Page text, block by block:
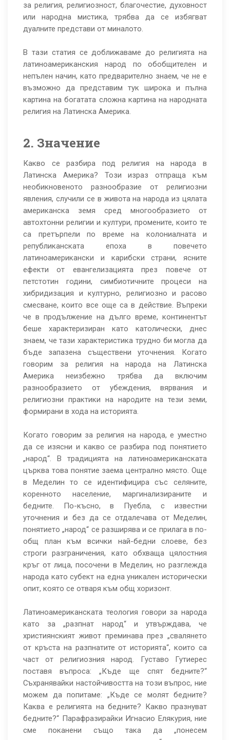
за религия, религиозност, благочестие, духовност
или народна мистика, трябва да се избягват
дуалните представи от миналото.
В тази статия се доближаваме до религията на
латиноамериканския народ по обобщителен и
непълен начин, като предварително знаем, че не е
възможно да представим тук широка и пълна
картина на богатата сложна картина на народната
религия на Латинска Америка.
2. Значение
Какво се разбира под религия на народа в
Латинска Америка? Този израз отпраща към
необикновеното разнообразие от религиозни
явления, случили се в живота на народа из цялата
американска земя сред многообразието от
автохтонни религии и култури, промените, които те
са претърпели по време на колониалната и
републиканската епоха в повечето
латиноамерикански и карибски страни, ясните
ефекти от евангелизацията през повече от
петстотин години, симбиотичните процеси на
хибридизация и културно, религиозно и расово
смесване, които все още са в действие. Въпреки
че в продължение на дълго време, континентът
беше характеризиран като католически, днес
знаем, че тази характеристика трудно би могла да
бъде запазена съществени уточнения. Когато
говорим за религия на народа на Латинска
Америка неизбежно трябва да включим
разнообразието от убеждения, вярвания и
религиозни практики на народите на тези земи,
формирани в хода на историята.
Когато говорим за религия на народа, е уместно
да се изясни и какво се разбира под понятието
„народ“. В традицията на латиноамериканската
църква това понятие заема централно място. Още
в Меделин то се идентифицира със селяните,
коренното население, маргинализираните и
бедните. По-късно, в Пуебла, с известни
уточнения и без да се отдалечава от Меделин,
понятието „народ“ се разширява и се прилага в по-
общ план към всички най-бедни слоеве, без
строги разграничения, като обхваща цялостния
кръг от лица, посочени в Меделин, но разглежда
народа като субект на една уникален исторически
опит, която се отваря към общ хоризонт.
Латиноамериканската теология говори за народа
като за „разпнат народ“ и утвърждава, че
християнският живот преминава през „свалянето
от кръста на разпнатите от историята“, които са
част от религиозния народ. Густаво Гутиерес
поставя въпроса: „Къде ще спят бедните?“
Съхранявайки настойчивостта на този въпрос, ние
можем да попитаме: „Къде се молят бедните?
Каква е религията на бедните? Какво празнуват
бедните?“ Парафразирайки Игнасио Елякурия, ние
сме поканени също така да „понесем